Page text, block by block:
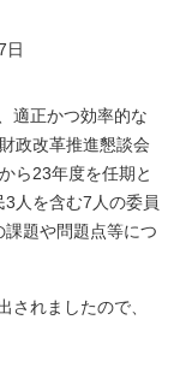
適正かつ効率的な
政改革推進懇談会
ら23年度を任期と
人を含む7人の委員
題や問題点等につ
されましたので、